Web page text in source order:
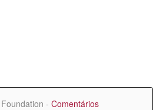
- Comentários